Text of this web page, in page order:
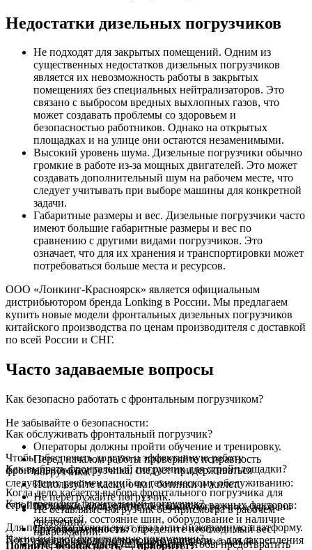
Недостатки дизельных погрузчиков
Не подходят для закрытых помещений. Одним из
существенных недостатков дизельных погрузчиков
является их невозможность работы в закрытых
помещениях без специальных нейтрализаторов. Это
связано с выбросом вредных выхлопных газов, что
может создавать проблемы со здоровьем и
безопасностью работников. Однако на открытых
площадках и на улице они остаются незаменимыми.
Высокий уровень шума. Дизельные погрузчики обычно
громкие в работе из-за мощных двигателей. Это может
создавать дополнительный шум на рабочем месте, что
следует учитывать при выборе машины для конкретной
задачи.
Габаритные размеры и вес. Дизельные погрузчики часто
имеют большие габаритные размеры и вес по
сравнению с другими видами погрузчиков. Это
означает, что для их хранения и транспортировки может
потребоваться больше места и ресурсов.
ООО «Лонкинг-Красноярск» является официальным
дистрибьютором бренда Lonking в России. Мы предлагаем
купить новые модели фронтальных дизельных погрузчиков
китайского производства по ценам производителя с доставкой
по всей России и СНГ.
Часто задаваемые вопросы
Как безопасно работать с фронтальным погрузчиком?
Не забывайте о безопасности:
Операторы должны пройти обучение и тренировку.
Перед началом работы проверяйте исправность
погрузчика.
Используйте каску, очки, ботинки и жилет.
Не перегружайте погрузчик.
Не оставляйте погрузчик без присмотра в рабочем
состоянии.
Помните, безопасность — приоритет!
Как обслуживать фронтальный погрузчик?
Чтобы обеспечить долгую и эффективную работу
фронтального погрузчика, следует придерживаться
следующих рекомендаций по техническому обслуживанию:
Регулярно проверяйте состояние погрузчика, уровень
жидкостей, состояние шин, оборудование и наличие
повреждений.
Смазывайте движущиеся части, чтобы предотвратить
Как выбрать фронтальный погрузчик для стройплощадки?
Когда дело касается выбора фронтального погрузчика для
стройплощадки, следует учесть несколько важных факторов:
Грузоподъемность:определите необходимый вес
грузов, чтобы выбрать погрузчик, способный
Как перевозить фронтальный погрузчик?
Для перевозки используют трал или низкорамную платформу.
Погрузка происходит с помощью аппарели, а для закрепления
Какие бывают фронтальные погрузчики?